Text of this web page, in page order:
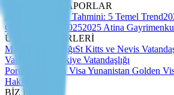
ANALİZ VE RAPORLAR
2027 CBI Piyasa Tahmini: 5 Temel Trend
Göç Eğilimleri 20252025 Atina
ÜLKE REHBERLERİ
Malta VatandaşlığıSt Kitts ve Nevis
Vatandaşlığı
Türkiye Vatandaşlığı
Portekiz Golden Visa Yunanistan Golden
Hakkımızda
BİZ KİMİZ